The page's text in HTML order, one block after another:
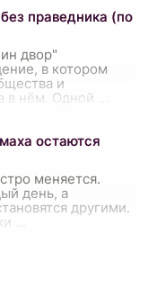
праведника (по
двор"
в котором
и
в нём. Одной
остаются
меняется.
день, а
другими.